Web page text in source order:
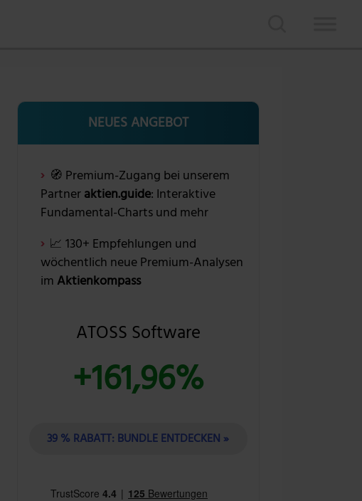
NEUES ANGEBOT
🧭 Premium-Zugang bei unserem
Partneraktien.guide: Interaktive
Fundamental-Charts und mehr
📈 130+ Empfehlungen und
wöchentlich neue Premium-Analysen
im Aktienkompass
ATOSS Software
+161,96%
39 % RABATT: BUNDLE ENTDECKEN »